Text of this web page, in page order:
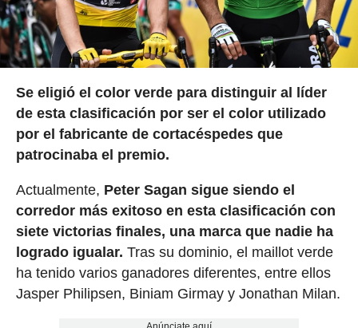
Se eligió el color verde para distinguir al líder
de esta clasificación por ser el color utilizado
por el fabricante de cortacéspedes que
patrocinaba el premio.
Actualmente, Peter Sagan sigue siendo el
corredor más exitoso en esta clasificación con
siete victorias finales, una marca que nadie ha
logrado igualar. Tras su dominio, el maillot verde
ha tenido varios ganadores diferentes, entre ellos
Jasper Philipsen, Biniam Girmay y Jonathan Milan.